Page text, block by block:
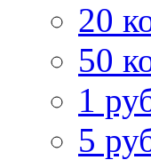
20
50
1
5